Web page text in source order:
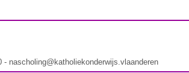
nascholing@katholiekonderwijs.vlaanderen